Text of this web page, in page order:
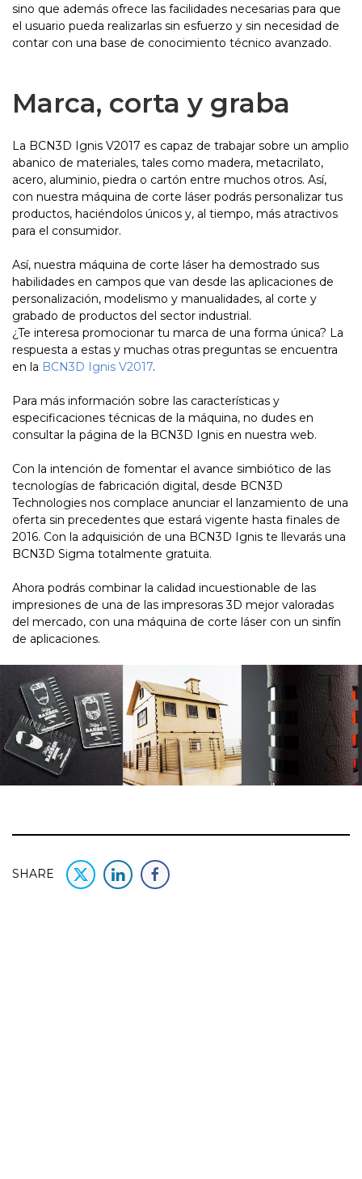
sino que además ofrece las facilidades necesarias para que
el usuario pueda realizarlas sin esfuerzo y sin necesidad de
contar con una base de conocimiento técnico avanzado.
Marca, corta y graba
La BCN3D Ignis V2017 es capaz de trabajar sobre un amplio
abanico de materiales, tales como madera, metacrilato,
acero, aluminio, piedra o cartón entre muchos otros. Así,
con nuestra máquina de corte láser podrás personalizar tus
productos, haciéndolos únicos y, al tiempo, más atractivos
para el consumidor.
Así, nuestra máquina de corte láser ha demostrado sus
habilidades en campos que van desde las aplicaciones de
personalización, modelismo y manualidades, al corte y
grabado de productos del sector industrial.
¿Te interesa promocionar tu marca de una forma única? La
respuesta a estas y muchas otras preguntas se encuentra
en la BCN3D Ignis V2017.
Para más información sobre las características y
especificaciones técnicas de la máquina, no dudes en
consultar la página de la BCN3D Ignis en nuestra web.
Con la intención de fomentar el avance simbiótico de las
tecnologías de fabricación digital, desde BCN3D
Technologies nos complace anunciar el lanzamiento de una
oferta sin precedentes que estará vigente hasta finales de
2016. Con la adquisición de una BCN3D Ignis te llevarás una
BCN3D Sigma totalmente gratuita.
Ahora podrás combinar la calidad incuestionable de las
impresiones de una de las impresoras 3D mejor valoradas
del mercado, con una máquina de corte láser con un sinfín
de aplicaciones.
SHARE